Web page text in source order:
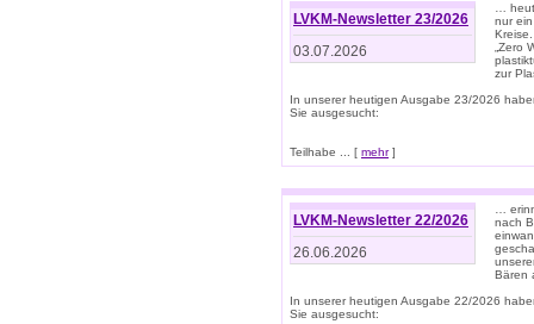
LVKM-Newsletter 23/2026
03.07.2026
…
nur
„Zero
zur
In unserer heutigen Ausgabe 23/2026
Sie ausgesucht:
Teilhabe ... [ mehr]
LVKM-Newsletter 22/2026
26.06.2026
…
nach
Bären
In unserer heutigen Ausgabe 22/2026
Sie ausgesucht: